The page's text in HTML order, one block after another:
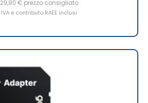
29,90 € prezzo consigliato
IVA e contributo RAEE inclusi